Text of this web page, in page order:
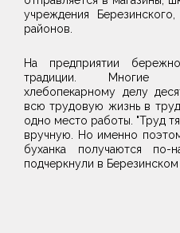
учреждения
районов.
На предприятии
традиции. Многие
хлебопекарному делу
всю трудовую жизнь в
одно место работы. "Труд
вручную. Но именно
буханка получаются по-
подчеркнули в Березинском